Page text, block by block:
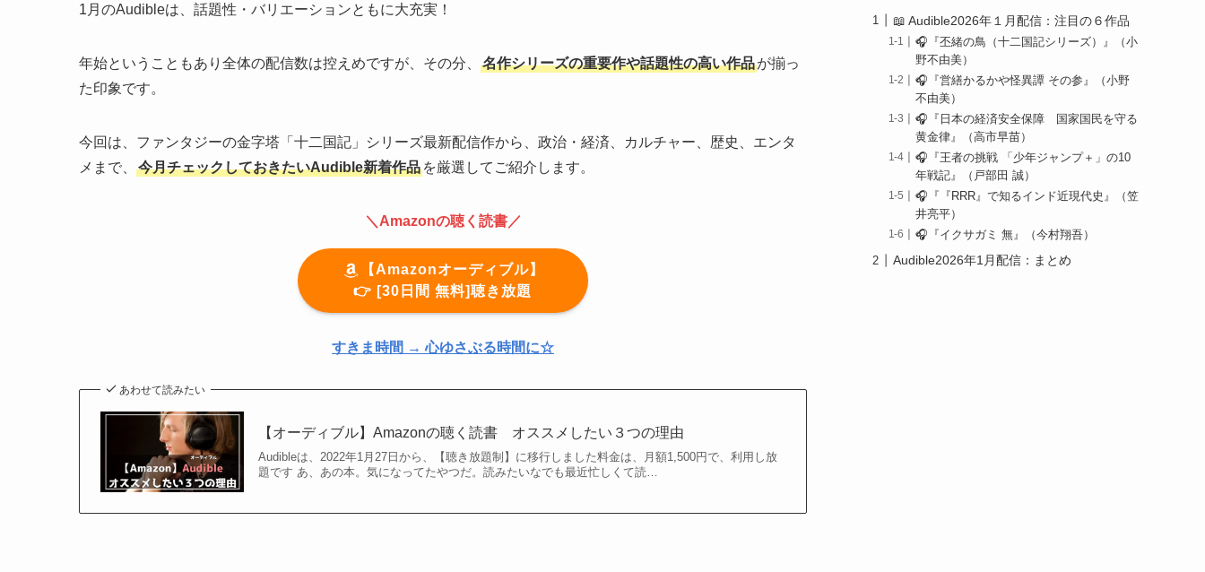
1月のAudibleは、話題性・バリエーションともに大充実！
年始ということもあり全体の配信数は控えめですが、その分、 名作シリーズの重要作や話題性の高い作品が揃っ
た印象です。
今回は、ファンタジーの金字塔「十二国記」シリーズ最新配信作から、政治・経済、カルチャー、歴史、エンタ
メまで、
今月チェックしておきたいAudible新着作品 を厳選してご紹介します。
＼Amazonの聴く読書／
【Amazonオーディブル】
👉️ [30日間 無料]聴き放題
すきま時間 → 心ゆさぶる時間に☆
あわせて読みたい
【オーディブル】Amazonの聴く読書 オススメしたい３つの理由
Audibleは、2022年1月27日から、【聴き放題制】に移行しました料金は、月額1,500円で、利用し放
題です あ、あの本。気になってたやつだ。読みたいなでも最近忙しくて読…
📖 Audible2026年１月配信：注目の６作品
🎧️『丕緒の鳥（十二国記シリーズ）』（小
野不由美）
🎧『営繕かるかや怪異譚 その参』（小野
不由美）
🎧『日本の経済安全保障 国家国民を守る
黄金律』（高市早苗）
🎧『王者の挑戦 「少年ジャンプ＋」の10
年戦記』（戸部田 誠）
🎧『『RRR』で知るインド近現代史』（笠
井亮平）
🎧『イクサガミ 無』（今村翔吾）
Audible2026年1月配信：まとめ